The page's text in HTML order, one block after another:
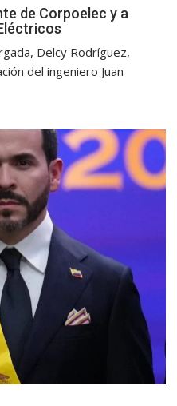
de Corpoelec y a
Delcy Rodríguez,
del ingeniero Juan